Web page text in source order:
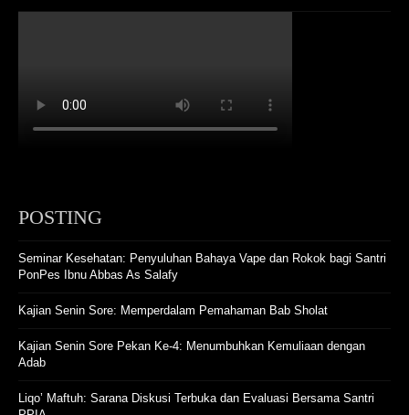
POSTING
Seminar Kesehatan: Penyuluhan Bahaya Vape dan Rokok bagi Santri
PonPes Ibnu Abbas As Salafy
Kajian Senin Sore: Memperdalam Pemahaman Bab Sholat
Kajian Senin Sore Pekan Ke-4: Menumbuhkan Kemuliaan dengan
Adab
Liqo’ Maftuh: Sarana Diskusi Terbuka dan Evaluasi Bersama Santri